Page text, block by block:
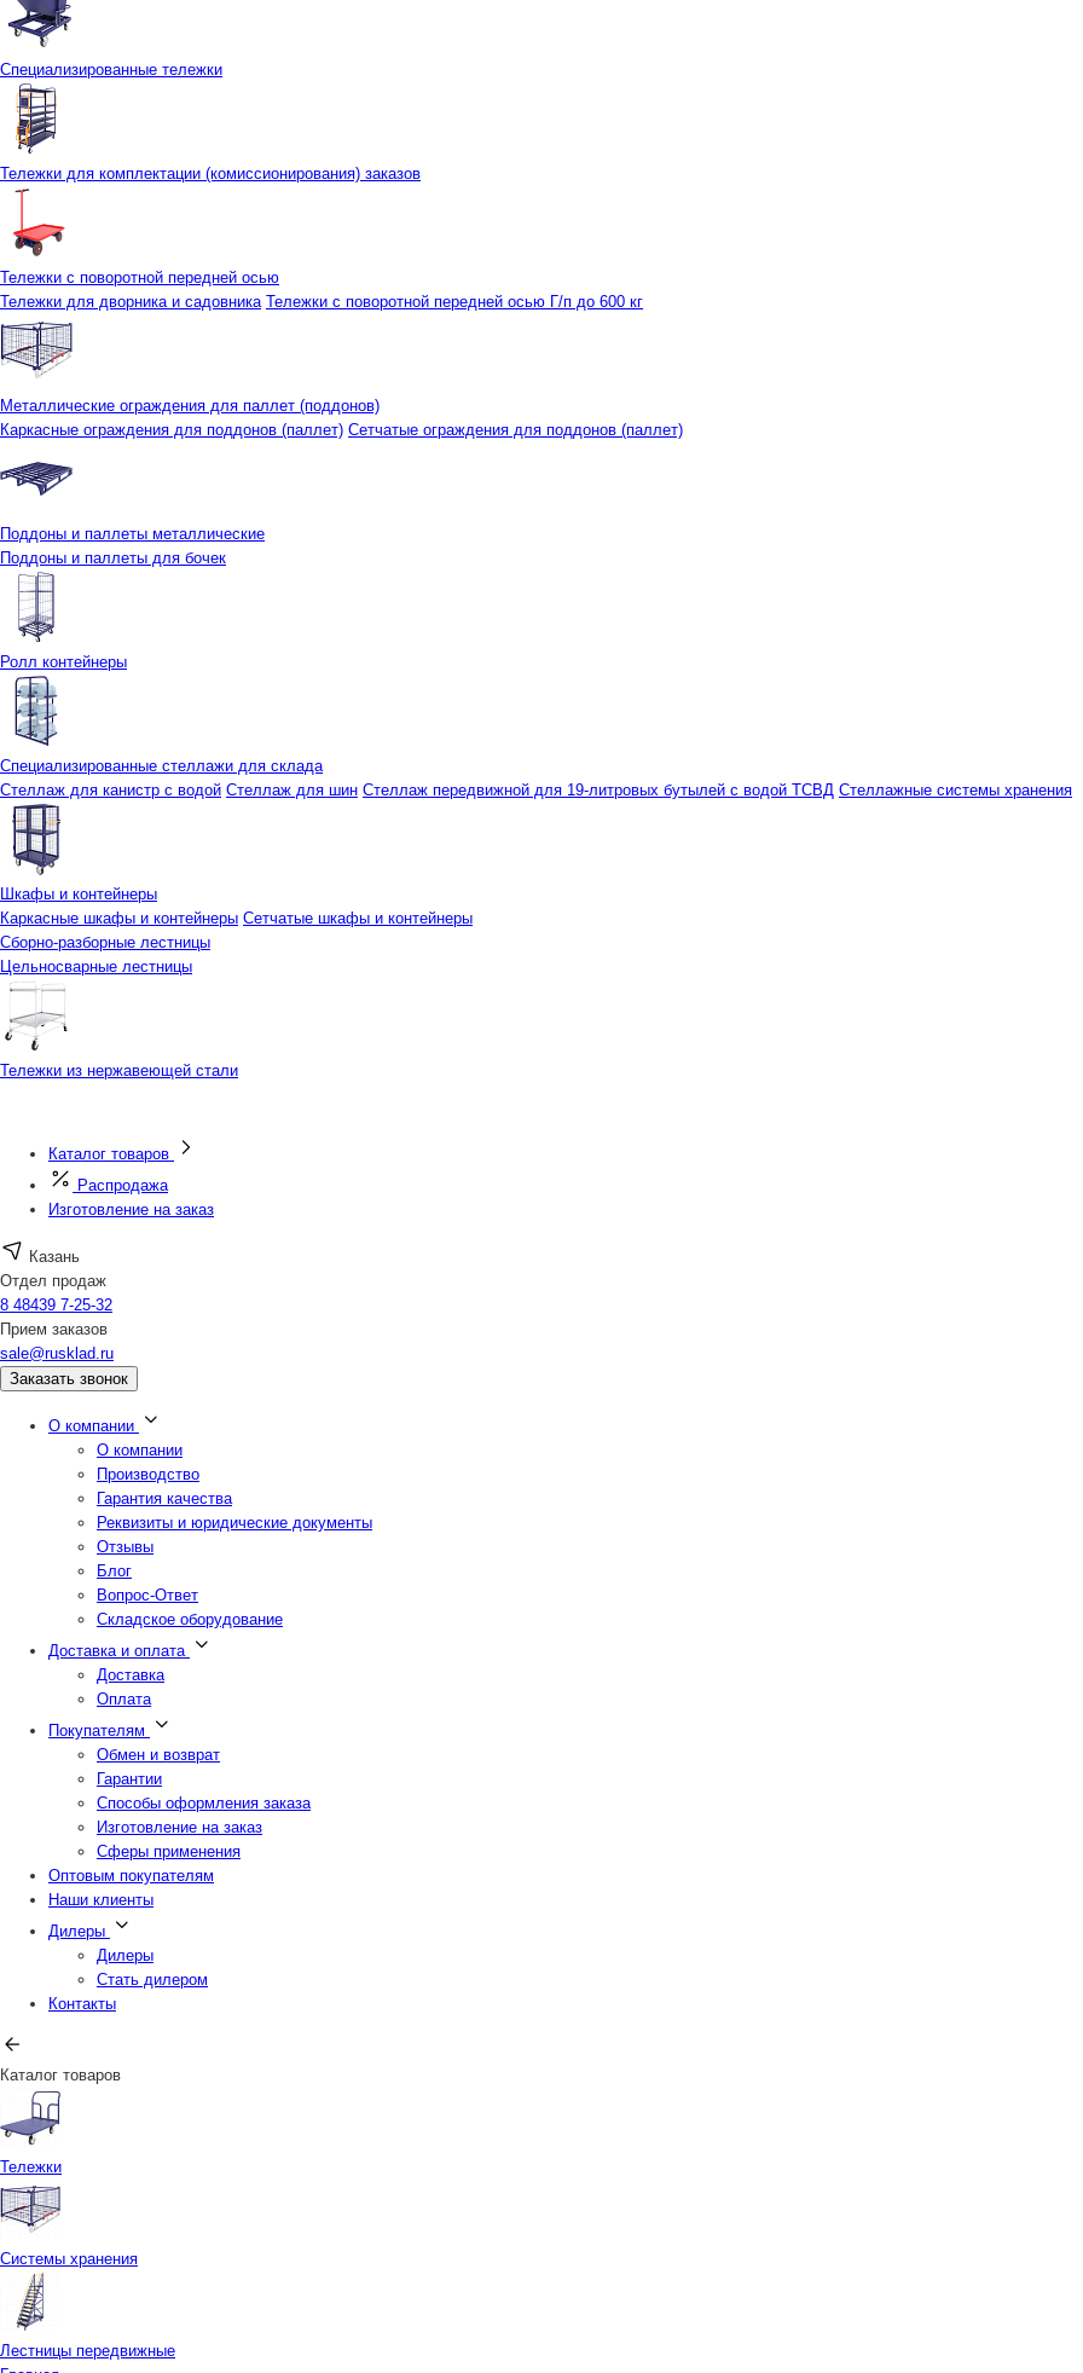
Специализированные тележки
Тележки для комплектации (комиссионирования) заказов
Тележки с поворотной передней осью
Тележки для дворника и садовника Тележки с поворотной передней осью Г/п до 600 кг
Металлические ограждения для паллет (поддонов)
Каркасные ограждения для поддонов (паллет) Сетчатые ограждения для поддонов (паллет)
Поддоны и паллеты металлические
Поддоны и паллеты для бочек
Ролл контейнеры
Специализированные стеллажи для склада
Стеллаж для канистр с водой Стеллаж для шин Стеллаж передвижной для 19-литровых бутылей с водой ТСВД Стеллажные системы хранения
Шкафы и контейнеры
Каркасные шкафы и контейнеры Сетчатые шкафы и контейнеры
Сборно-разборные лестницы
Цельносварные лестницы
Тележки из нержавеющей стали
Каталог товаров
Распродажа
Изготовление на заказ
Казань
Отдел продаж
8 48439 7-25-32
Прием заказов
sale@rusklad.ru
Заказать звонок
О компании
О компании
Производство
Гарантия качества
Реквизиты и юридические документы
Отзывы
Блог
Вопрос-Ответ
Складское оборудование
Доставка и оплата
Доставка
Оплата
Покупателям
Обмен и возврат
Гарантии
Способы оформления заказа
Изготовление на заказ
Сферы применения
Оптовым покупателям
Наши клиенты
Дилеры
Дилеры
Стать дилером
Контакты
Каталог товаров
Тележки
Системы хранения
Лестницы передвижные